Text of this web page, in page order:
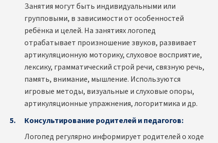
Занятия могут быть индивидуальными или
групповыми, в зависимости от особенностей
ребёнка и целей. На занятиях логопед
отрабатывает произношение звуков, развивает
артикуляционную моторику, слуховое восприятие,
лексику, грамматический строй речи, связную речь,
память, внимание, мышление. Используются
игровые методы, визуальные и слуховые опоры,
артикуляционные упражнения, логоритмика и др.
Консультирование родителей и педагогов:
Логопед регулярно информирует родителей о ходе